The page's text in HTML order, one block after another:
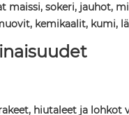
maissi, sokeri, jauhot,
kemikaalit,
hiutaleet ja